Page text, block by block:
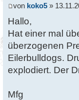
von koko5 »
Hallo,
Hat einer mal
überzogenen
Eilerbulldogs.
explodiert. Der
Mfg